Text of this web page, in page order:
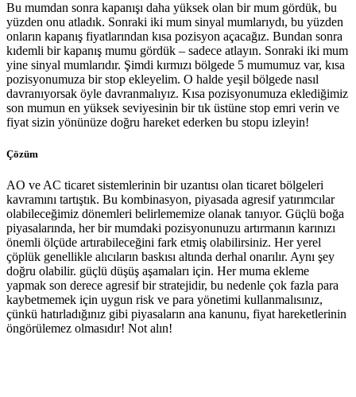
Bu mumdan sonra kapanışı daha yüksek olan bir mum gördük, bu
yüzden onu atladık. Sonraki iki mum sinyal mumlarıydı, bu yüzden
onların kapanış fiyatlarından kısa pozisyon açacağız. Bundan sonra
kıdemli bir kapanış mumu gördük – sadece atlayın. Sonraki iki mum
yine sinyal mumlarıdır. Şimdi kırmızı bölgede 5 mumumuz var, kısa
pozisyonumuza bir stop ekleyelim. O halde yeşil bölgede nasıl
davranıyorsak öyle davranmalıyız. Kısa pozisyonumuza eklediğimiz
son mumun en yüksek seviyesinin bir tık üstüne stop emri verin ve
fiyat sizin yönünüze doğru hareket ederken bu stopu izleyin!
Çözüm
AO ve AC ticaret sistemlerinin bir uzantısı olan ticaret bölgeleri
kavramını tartıştık. Bu kombinasyon, piyasada agresif yatırımcılar
olabileceğimiz dönemleri belirlememize olanak tanıyor. Güçlü boğa
piyasalarında, her bir mumdaki pozisyonunuzu artırmanın karınızı
önemli ölçüde artırabileceğini fark etmiş olabilirsiniz. Her yerel
çöplük genellikle alıcıların baskısı altında derhal onarılır. Aynı şey
doğru olabilir. güçlü düşüş aşamaları için. Her muma ekleme
yapmak son derece agresif bir stratejidir, bu nedenle çok fazla para
kaybetmemek için uygun risk ve para yönetimi kullanmalısınız,
çünkü hatırladığınız gibi piyasaların ana kanunu, fiyat hareketlerinin
öngörülemez olmasıdır! Not alın!